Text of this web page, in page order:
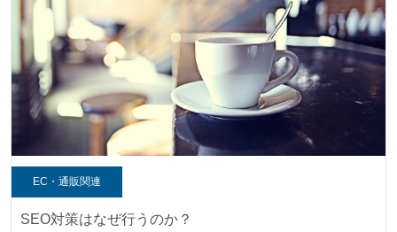
EC・通販関連
SEO対策はなぜ行うのか？